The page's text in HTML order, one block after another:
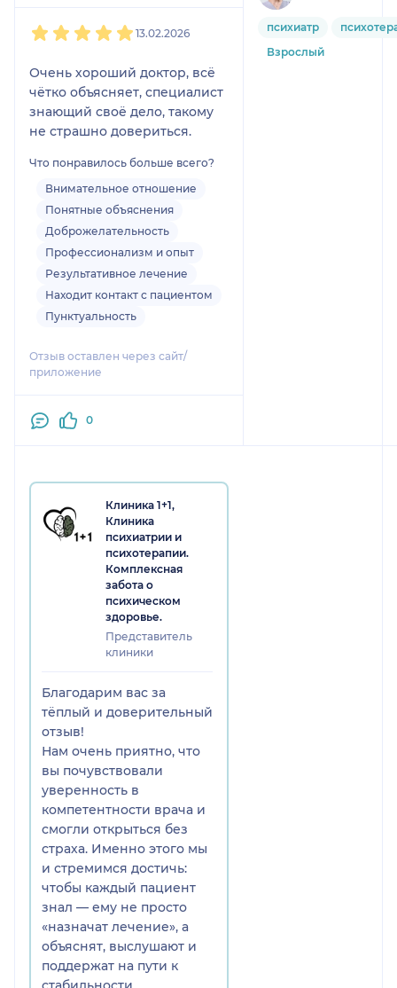
13.02.2026
Очень хороший доктор, всё
чётко объясняет, специалист
знающий своё дело, такому
не страшно довериться.
Что понравилось больше всего?
Внимательное отношение
Понятные объяснения
Доброжелательность
Профессионализм и опыт
Результативное лечение
Находит контакт с пациентом
Пунктуальность
Отзыв оставлен через сайт/
приложение
0
психиатр
Взрослый
Клиника 1+1,
Клиника
психиатрии и
психотерапии.
Комплексная
забота о
психическом
здоровье.
Представитель
клиники
Благодарим вас за
тёплый и доверительный
отзыв!
Нам очень приятно, что
вы почувствовали
уверенность в
компетентности врача и
смогли открыться без
страха. Именно этого мы
и стремимся достичь:
чтобы каждый пациент
знал — ему не просто
«назначат лечение», а
объяснят, выслушают и
поддержат на пути к